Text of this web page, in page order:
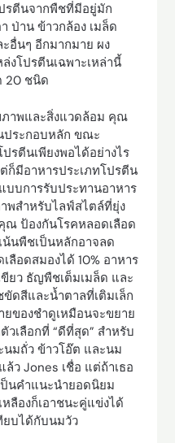
รตีนจากพืชที่มีอยู่มัก
ป่าน ข้าวกล้อง เมล็ด
อื่นๆ อีกมากมาย ผง
โปรตีนเฉพาะเหล่านี้
20 ชนิด
ภาพและสิ่งแวดล้อม คุณ
ประกอบหลัก ขณะ
รตีนเพียงพอได้อย่างไร
ก็มีอาหารประเภทโปรตีน
บการรับประทานอาหาร
พสำหรับไลฟ์สไตล์ที่ยุ่ง
ณ ป้องกันโรคหลอดเลือด
น้นพืชเป็นหลักอาจลด
ลือดสมองได้ 10% อาหาร
ยว ธัญพืชเต็มเมล็ด และ
ดสีและน้ำตาลที่เติมเล็ก
ของชำดูเหมือนจะขยาย
เลือกที่ “ดีที่สุด” สำหรับ
นมถั่ว ข้าวโอ๊ต และนม
ว Jones เชื่อ แต่ถ้าเธอ
ป็นคำแนะนำยอดนิยม
ลืองก็เอาชนะคู่แข่งได้
ยบได้กับนมวัว